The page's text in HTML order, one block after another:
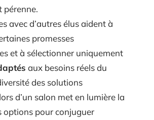
pérenne.
avec d’autres élus aident à
promesses
et à sélectionner uniquement
aux besoins réels du
des solutions
d’un salon met en lumière la
options pour conjuguer